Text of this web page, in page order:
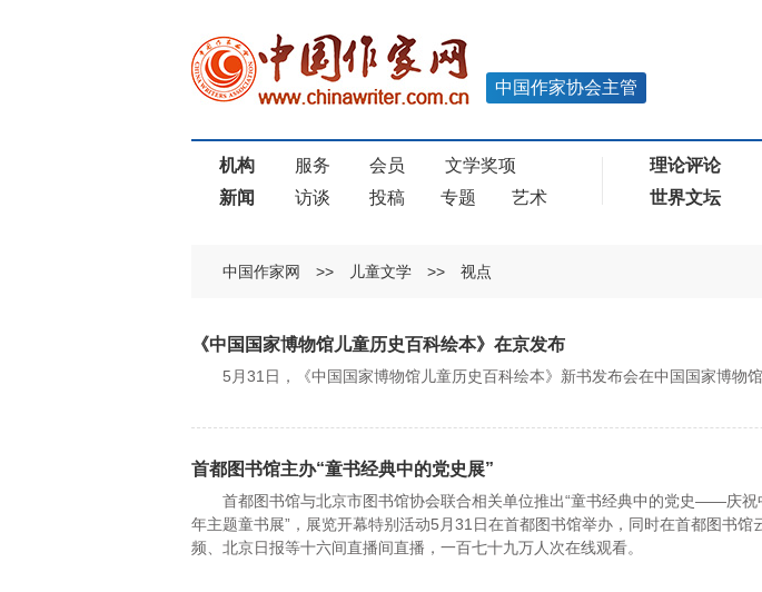
中国作家协会主管
机构 服务 会员
文学奖项
新闻
访谈 投稿 专题 艺术
理论评论
世界文坛
中国作家网 >> 儿童文学 >> 视点
《中国国家博物馆儿童历史百科绘本》在京发布
5月31日，《中国国家博物馆儿童历史百科绘本》新书发布会在中国国家博物馆
首都图书馆主办“童书经典中的党史展”
首都图书馆与北京市图书馆协会联合相关单位推出“童书经典中的党史——庆祝
年主题童书展”，展览开幕特别活动5月31日在首都图书馆举办，同时在首都图书馆
频、北京日报等十六间直播间直播，一百七十九万人次在线观看。